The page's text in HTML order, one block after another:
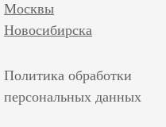
Москвы
Новосибирска
Политика обработки
персональных данных